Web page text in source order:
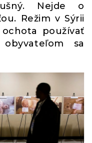
Nejde o
Režim v Sýrii
používať
sa